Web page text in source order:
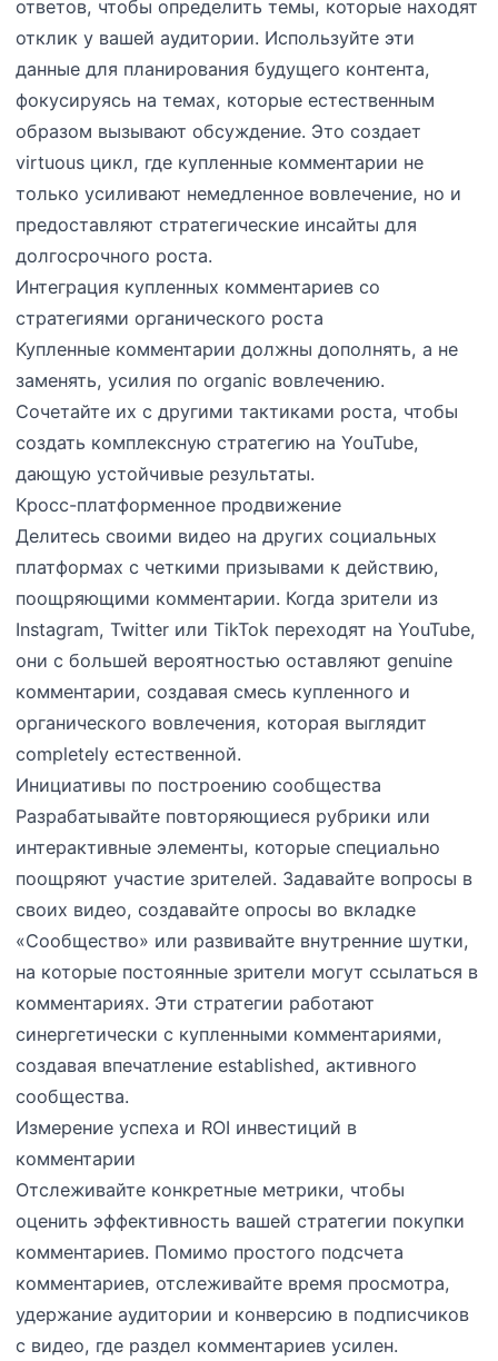
ответов, чтобы определить темы, которые находят
отклик у вашей аудитории. Используйте эти
данные для планирования будущего контента,
фокусируясь на темах, которые естественным
образом вызывают обсуждение. Это создает
virtuous цикл, где купленные комментарии не
только усиливают немедленное вовлечение, но и
предоставляют стратегические инсайты для
долгосрочного роста.
Интеграция купленных комментариев со
стратегиями органического роста
Купленные комментарии должны дополнять, а не
заменять, усилия по organic вовлечению.
Сочетайте их с другими тактиками роста, чтобы
создать комплексную стратегию на YouTube,
дающую устойчивые результаты.
Кросс-платформенное продвижение
Делитесь своими видео на других социальных
платформах с четкими призывами к действию,
поощряющими комментарии. Когда зрители из
Instagram, Twitter или TikTok переходят на YouTube,
они с большей вероятностью оставляют genuine
комментарии, создавая смесь купленного и
органического вовлечения, которая выглядит
completely естественной.
Инициативы по построению сообщества
Разрабатывайте повторяющиеся рубрики или
интерактивные элементы, которые специально
поощряют участие зрителей. Задавайте вопросы в
своих видео, создавайте опросы во вкладке
«Сообщество» или развивайте внутренние шутки,
на которые постоянные зрители могут ссылаться в
комментариях. Эти стратегии работают
синергетически с купленными комментариями,
создавая впечатление established, активного
сообщества.
Измерение успеха и ROI инвестиций в
комментарии
Отслеживайте конкретные метрики, чтобы
оценить эффективность вашей стратегии покупки
комментариев. Помимо простого подсчета
комментариев, отслеживайте время просмотра,
удержание аудитории и конверсию в подписчиков
с видео, где раздел комментариев усилен.